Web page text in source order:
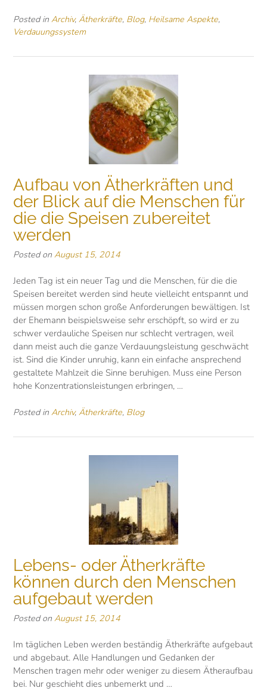
Posted in Archiv, Ätherkräfte, Blog, Heilsame Aspekte,
Verdauungssystem
Aufbau von Ätherkräften und
der Blick auf die Menschen für
die die Speisen zubereitet
werden
Posted on August 15, 2014
Jeden Tag ist ein neuer Tag und die Menschen, für die die
Speisen bereitet werden sind heute vielleicht entspannt und
müssen morgen schon große Anforderungen bewältigen. Ist
der Ehemann beispielsweise sehr erschöpft, so wird er zu
schwer verdauliche Speisen nur schlecht vertragen, weil
dann meist auch die ganze Verdauungsleistung geschwächt
ist. Sind die Kinder unruhig, kann ein einfache ansprechend
gestaltete Mahlzeit die Sinne beruhigen. Muss eine Person
hohe Konzentrationsleistungen erbringen, …
Posted in Archiv, Ätherkräfte, Blog
Lebens- oder Ätherkräfte
können durch den Menschen
aufgebaut werden
Posted on August 15, 2014
Im täglichen Leben werden beständig Ätherkräfte aufgebaut
und abgebaut. Alle Handlungen und Gedanken der
Menschen tragen mehr oder weniger zu diesem Ätheraufbau
bei. Nur geschieht dies unbemerkt und …